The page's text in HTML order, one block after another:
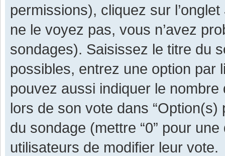
permissions), cliquez sur l’onglet
ne le voyez pas, vous n’avez
sondages). Saisissez le titre du
possibles, entrez une option par
pouvez aussi indiquer le
lors de son vote dans “Option(s)
du sondage (mettre “0” pour
utilisateurs de modifier leur vote.